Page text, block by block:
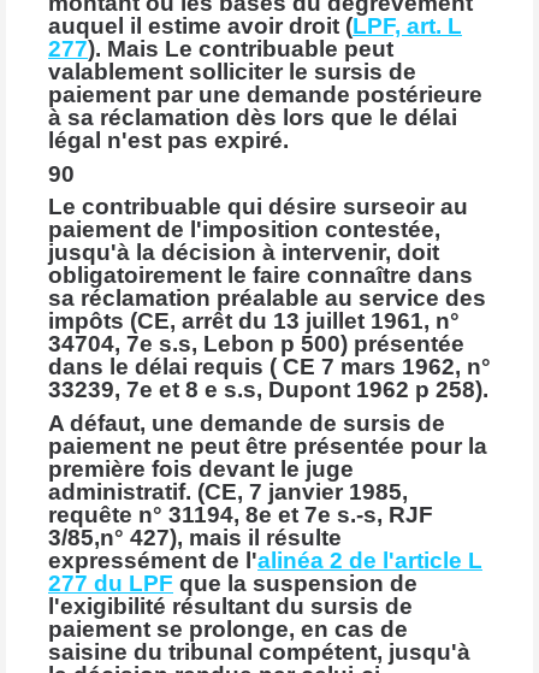
auquel il estime avoir droit (LPF, art. L
277). Mais Le contribuable peut
valablement solliciter le sursis de
paiement par une demande postérieure
à sa réclamation dès lors que le délai
légal n'est pas expiré.
90
Le contribuable qui désire surseoir au
paiement de l'imposition contestée,
jusqu'à la décision à intervenir, doit
obligatoirement le faire connaître dans
sa réclamation préalable au service des
impôts (CE, arrêt du 13 juillet 1961, n°
34704, 7e s.s, Lebon p 500) présentée
dans le délai requis ( CE 7 mars 1962, n°
33239, 7e et 8 e s.s, Dupont 1962 p 258).
A défaut, une demande de sursis de
paiement ne peut être présentée pour la
première fois devant le juge
administratif. (CE, 7 janvier 1985,
requête n° 31194, 8e et 7e s.-s, RJF
3/85,n° 427), mais il résulte
expressément de l'alinéa 2 de l'article L
277 du LPF que la suspension de
l'exigibilité résultant du sursis de
paiement se prolonge, en cas de
saisine du tribunal compétent, jusqu'à